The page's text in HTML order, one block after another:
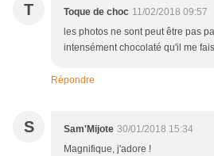
T Toque de choc 11/02/2018 09:57
les photos ne sont peut être pas
intensément chocolaté qu'il me
Répondre
S Sam'Mijote 30/01/2018 15:34
Magnifique, j'adore !